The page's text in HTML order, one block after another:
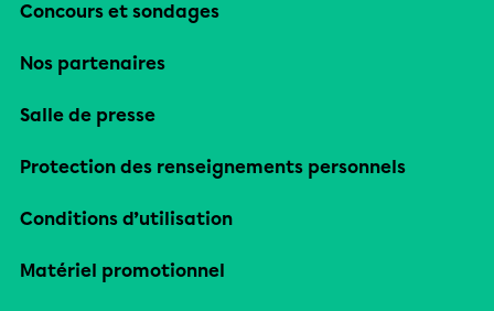
Concours et sondages
Nos partenaires
Salle de presse
Protection des renseignements personnels
Conditions d’utilisation
Matériel promotionnel